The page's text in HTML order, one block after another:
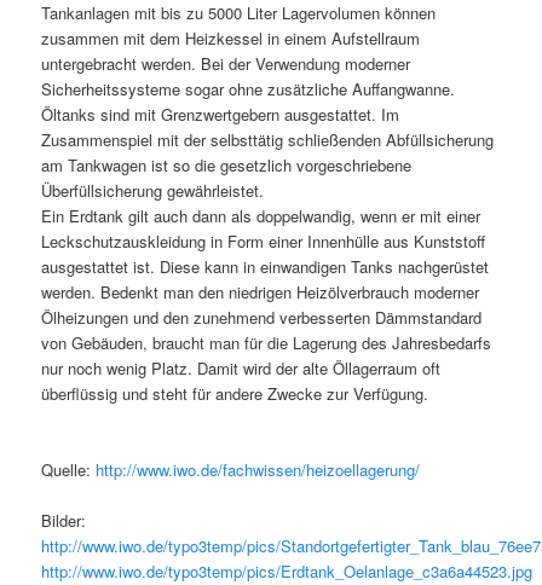
Tankanlagen mit bis zu 5000 Liter Lagervolumen können
zusammen mit dem Heizkessel in einem Aufstellraum
untergebracht werden. Bei der Verwendung moderner
Sicherheitssysteme sogar ohne zusätzliche Auffangwanne.
Öltanks sind mit Grenzwertgebern ausgestattet. Im
Zusammenspiel mit der selbsttätig schließenden Abfüllsicherung
am Tankwagen ist so die gesetzlich vorgeschriebene
Überfüllsicherung gewährleistet.
Ein Erdtank gilt auch dann als doppelwandig, wenn er mit einer
Leckschutzauskleidung in Form einer Innenhülle aus Kunststoff
ausgestattet ist. Diese kann in einwandigen Tanks nachgerüstet
werden. Bedenkt man den niedrigen Heizölverbrauch moderner
Ölheizungen und den zunehmend verbesserten Dämmstandard
von Gebäuden, braucht man für die Lagerung des Jahresbedarfs
nur noch wenig Platz. Damit wird der alte Öllagerraum oft
überflüssig und steht für andere Zwecke zur Verfügung.
Quelle: http://www.iwo.de/fachwissen/heizoellagerung/
Bilder:
http://www.iwo.de/typo3temp/pics/
http://www.iwo.de/typo3temp/pics/Erdtank_Oelanlage_c3a6a44523.jpg